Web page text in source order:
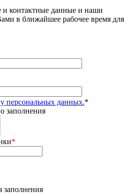
и контактные данные и наши
в ближайшее рабочее время для
персональных данных.*
заполнения
*
заполнения